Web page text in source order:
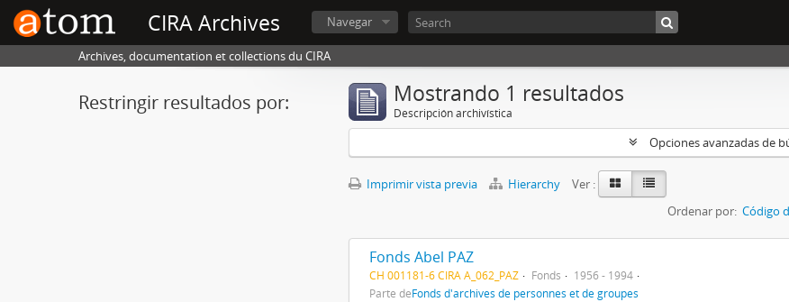
CIRA Archives Navegar
Archives, documentation et collections du CIRA
Restringir resultados por: Mostrando 1 resultados
Descripción archivística
Opciones avanzadas de
Imprimir vista previa Hierarchy
Ver :
Ordenar por: Código
Fonds Abel PAZ
CH 001181-6 CIRA A_062_PAZ Fonds
1956 - 1994
Parte deFonds d'archives de personnes et de groupes